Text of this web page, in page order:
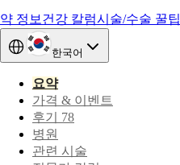
약 정보 건강 칼럼시술/수술 꿀팁
한국어
요약
가격 & 이벤트
후기 78
병원
관련 시술